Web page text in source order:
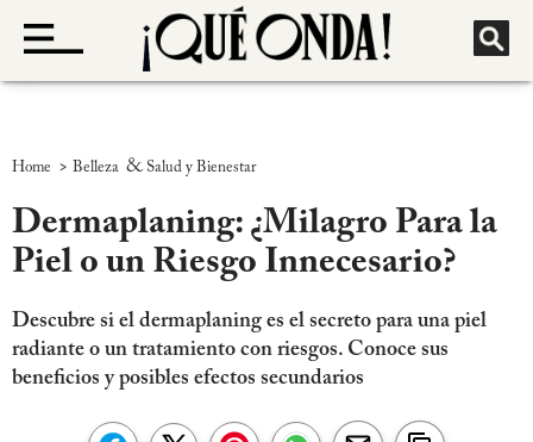
Home > Belleza & Salud y Bienestar
Dermaplaning: ¿Milagro Para la
Piel o un Riesgo Innecesario?
Descubre si el dermaplaning es el secreto para una piel
radiante o un tratamiento con riesgos. Conoce sus
beneficios y posibles efectos secundarios